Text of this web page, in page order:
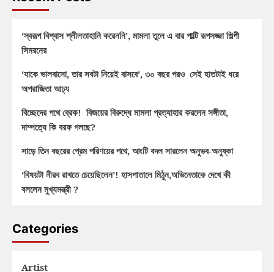
‘স্বরূপ বিশ্বাস শ্লীলতাহানি করেননি’, মামলা তুলে এ বার পাল্টি রূপসজ্জা শিল্পী
সিমরনের
‘যাকে ভালবাসো, তার সবটা নিয়েই বাসবে’, ৩০ বছর পরও সেই হাতটাই ধরে
অপরাজিতা আঢ্য
বিচ্ছেদের পথে ব্রেক! বিজয়ের বিরুদ্ধে মামলা প্রত্যাহার করলেন সঙ্গীতা,
দাম্পত্যে কি বরফ গলছে?
সাড়ে তিন বছরের প্রেম পরিণয়ের পথে, আংটি বদল সারলেন অনুভব-অনুষ্কা
‘বিষয়টা নীরব রাখতে চেয়েছিলেন’! হাসপাতালে মিঠুন,অভিনেতাকে দেখে কী
বললেন মুখ্যমন্ত্রী ?
Categories
Artist